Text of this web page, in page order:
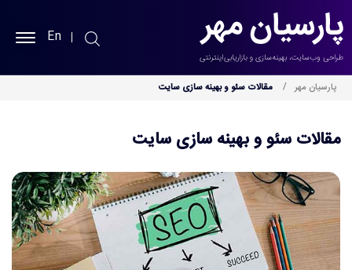
پارسیان مهر
طراحی سایت
سئو سایت
نمونه کارها
خدمات
En
پارسیان مهر مقالات سئو و بهینه سازی سایت
مقالات سئو و بهینه سازی سایت